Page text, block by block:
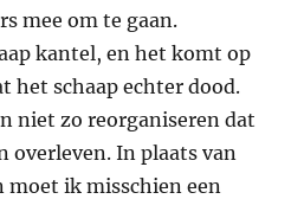
mee om te gaan.
kantel, en het komt op
het schaap echter dood.
niet zo reorganiseren dat
overleven. In plaats van
moet ik misschien een